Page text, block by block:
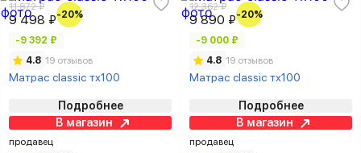
11 872 ₽
9 498 ₽-20%
-9 392 ₽
4.8 19 отзывов
Матрас classic тх100
Подробнее
В магазин
продавец
12 362 ₽
9 890 ₽-20%
-9 000 ₽
4.8 19 отзывов
Матрас classic тх100
Подробнее
В магазин
продавец